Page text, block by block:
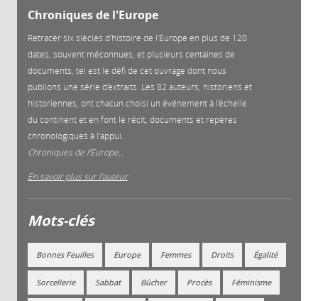
Chroniques de l'Europe
Retracer six siècles d'histoire de l'Europe en plus de 120
dates, souvent méconnues, et plusieurs centaines de
documents, tel est le défi de cet ouvrage dont nous
publions une série d'extraits. Les 82 auteurs, historiens et
historiennes, ont chacun choisi un événement à l'échelle
du continent et en font le récit, documents et repères
chronologiques à l'appui.
Chroniques de l'Europe...
En savoir plus sur l'auteur
Mots-clés
Bonnes Feuilles Europe Femmes Droits Égalité
Sorcellerie Sabbat Bûcher Procès Féminisme